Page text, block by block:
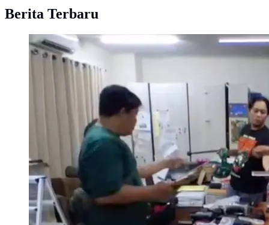
Berita Terbaru